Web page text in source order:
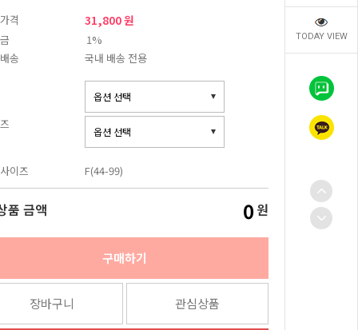
TODAY VIEW
격 31,800 원
1%
송
국내 배송 전용
이즈 F(44-99)
품 금액 0 원
구매하기
장바구니 관심상품